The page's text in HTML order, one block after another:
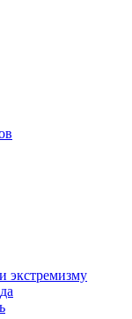
экстремизму